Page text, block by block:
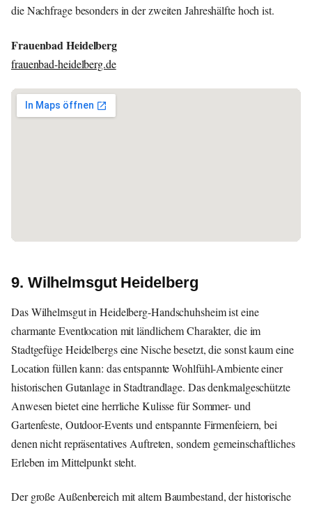
die Nachfrage besonders in der zweiten Jahreshälfte hoch ist.
Frauenbad Heidelberg
frauenbad-heidelberg.de
9. Wilhelmsgut Heidelberg
Das Wilhelmsgut in Heidelberg-Handschuhsheim ist eine
charmante Eventlocation mit ländlichem Charakter, die im
Stadtgefüge Heidelbergs eine Nische besetzt, die sonst kaum eine
Location füllen kann: das entspannte Wohlfühl-Ambiente einer
historischen Gutanlage in Stadtrandlage. Das denkmalgeschützte
Anwesen bietet eine herrliche Kulisse für Sommer- und
Gartenfeste, Outdoor-Events und entspannte Firmenfeiern, bei
denen nicht repräsentatives Auftreten, sondern gemeinschaftliches
Erleben im Mittelpunkt steht.
Der große Außenbereich mit altem Baumbestand, der historische